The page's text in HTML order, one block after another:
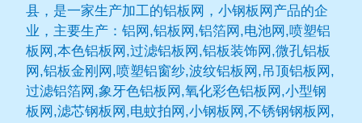
县，是一家生产加工的铝板网，小钢板网产品的企
业，主要生产：铝网,铝板网,铝箔网,电池网,喷塑铝
板网,本色铝板网,过滤铝板网,铝板装饰网,微孔铝板
网,铝板金刚网,喷塑铝窗纱,波纹铝板网,吊顶铝板网,
过滤铝箔网,象牙色铝板网,氧化彩色铝板网,小型钢
板网,滤芯钢板网,电蚊拍网,小钢板网,不锈钢钢板网,